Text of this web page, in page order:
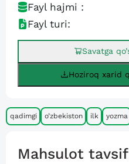
Fayl hajmi :
Fayl turi:
Savatga
Hoziroq xarid
qadimgi o’zbekiston ilk yozma
Mahsulot